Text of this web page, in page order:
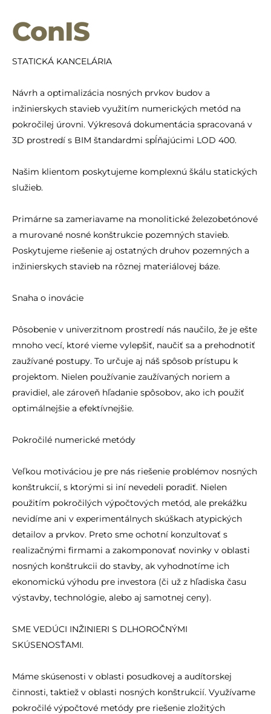
ConIS
STATICKÁ KANCELÁRIA
Návrh a optimalizácia nosných prvkov budov a
inžinierskych stavieb využitím numerických metód na
pokročilej úrovni. Výkresová dokumentácia spracovaná v
3D prostredí s BIM štandardmi spĺňajúcimi LOD 400.
Našim klientom poskytujeme komplexnú škálu statických
služieb.
Primárne sa zameriavame na monolitické železobetónové
a murované nosné konštrukcie pozemných stavieb.
Poskytujeme riešenie aj ostatných druhov pozemných a
inžinierskych stavieb na rôznej materiálovej báze.
Snaha o inovácie
Pôsobenie v univerzitnom prostredí nás naučilo, že je ešte
mnoho vecí, ktoré vieme vylepšiť, naučiť sa a prehodnotiť
zaužívané postupy. To určuje aj náš spôsob prístupu k
projektom. Nielen používanie zaužívaných noriem a
pravidiel, ale zároveň hľadanie spôsobov, ako ich použiť
optimálnejšie a efektívnejšie.
Pokročilé numerické metódy
Veľkou motiváciou je pre nás riešenie problémov nosných
konštrukcií, s ktorými si iní nevedeli poradiť. Nielen
použitím pokročilých výpočtových metód, ale prekážku
nevidíme ani v experimentálnych skúškach atypických
detailov a prvkov. Preto sme ochotní konzultovať s
realizačnými firmami a zakomponovať novinky v oblasti
nosných konštrukcii do stavby, ak vyhodnotíme ich
ekonomickú výhodu pre investora (či už z hľadiska času
výstavby, technológie, alebo aj samotnej ceny).
SME VEDÚCI INŽINIERI S DLHOROČNÝMI
SKÚSENOSŤAMI.
Máme skúsenosti v oblasti posudkovej a audítorskej
činnosti, taktiež v oblasti nosných konštrukcií. Využívame
pokročilé výpočtové metódy pre riešenie zložitých